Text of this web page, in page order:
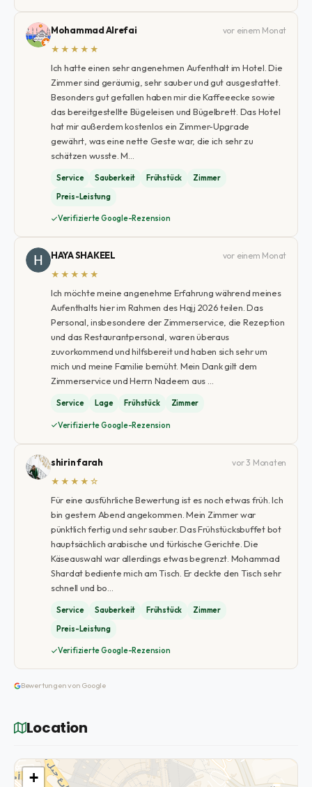
Mohammad Alrefai
vor einem Monat
★★★★★
Ich hatte einen sehr angenehmen Aufenthalt im Hotel. Die
Zimmer sind geräumig, sehr sauber und gut ausgestattet.
Besonders gut gefallen haben mir die Kaffeeecke sowie
das bereitgestellte Bügeleisen und Bügelbrett. Das Hotel
hat mir außerdem kostenlos ein Zimmer-Upgrade
gewährt, was eine nette Geste war, die ich sehr zu
schätzen wusste. M…
Service Sauberkeit Frühstück
Zimmer
Preis-Leistung
Verifizierte Google-Rezension
HAYA SHAKEEL
vor einem Monat
★★★★★
Ich möchte meine angenehme Erfahrung während meines
Aufenthalts hier im Rahmen des Hajj 2026 teilen. Das
Personal, insbesondere der Zimmerservice, die Rezeption
und das Restaurantpersonal, waren überaus
zuvorkommend und hilfsbereit und haben sich sehr um
mich und meine Familie bemüht. Mein Dank gilt dem
Zimmerservice und Herrn Nadeem aus …
Service Lage Frühstück Zimmer
Verifizierte Google-Rezension
shirin farah
vor 3 Monaten
★★★★☆
Für eine ausführliche Bewertung ist es noch etwas früh. Ich
bin gestern Abend angekommen. Mein Zimmer war
pünktlich fertig und sehr sauber. Das Frühstücksbuffet bot
hauptsächlich arabische und türkische Gerichte. Die
Käseauswahl war allerdings etwas begrenzt. Mohammad
Shardat bediente mich am Tisch. Er deckte den Tisch sehr
schnell und bo…
Service Sauberkeit Frühstück
Zimmer
Preis-Leistung
Verifizierte Google-Rezension
Bewertungen von Google
Location
+